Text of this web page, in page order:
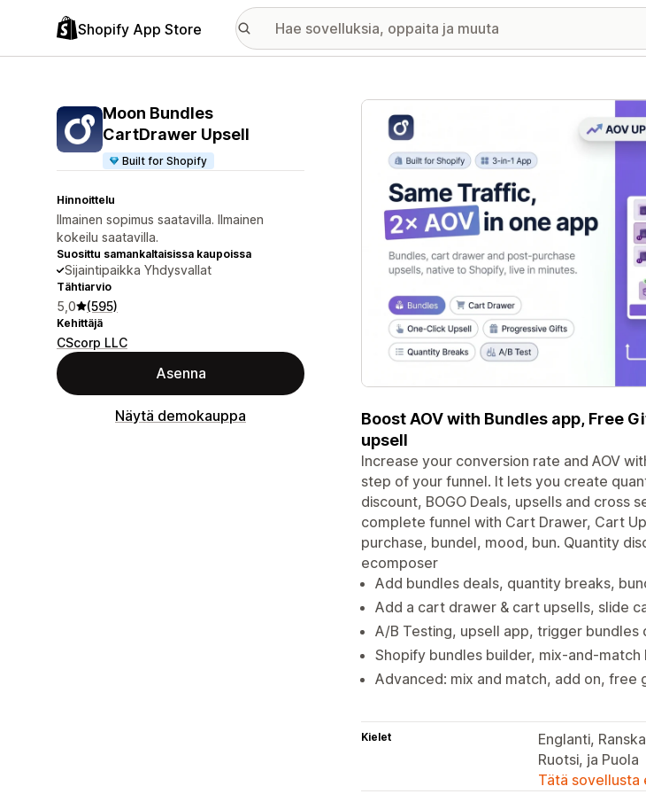
Shopify App Store
Moon Bundles
CartDrawer Upsell
Built for Shopify
Hinnoittelu
Ilmainen sopimus saatavilla. Ilmainen
kokeilu saatavilla.
Suosittu samankaltaisissa kaupoissa
Sijaintipaikka Yhdysvallat
Tähtiarvio
5,0 (595)
Kehittäjä
CScorp LLC
Asenna
Näytä demokauppa
Esittelykuvagalleria
Boost AOV with Bundles app, Free
upsell
Increase your conversion rate and AOV
step of your funnel. It lets you create
discount, BOGO Deals, upsells and cross
complete funnel with Cart Drawer, Cart
purchase, bundel, mood, bun. Quantity
ecomposer
Add bundles deals, quantity breaks,
Add a cart drawer & cart upsells, slide
A/B Testing, upsell app, trigger
Shopify bundles builder, mix-and-
Advanced: mix and match, add on,
Kielet
Englanti,
Ruotsi, ja Puola
Tätä sovellusta